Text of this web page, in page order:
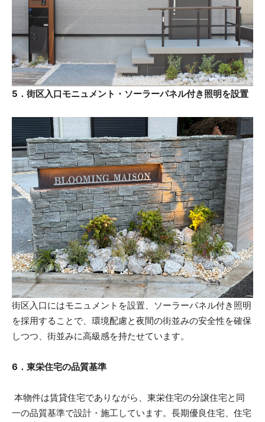
5．街区入口モニュメント・ソーラーパネル付き照明を設置
街区入口にはモニュメントを設置、ソーラーパネル付き照明
を採用することで、環境配慮と夜間の街並みの安全性を確保
しつつ、街並みに高級感を持たせています。
6．東栄住宅の品質基準
本物件は賃貸住宅でありながら、東栄住宅の分譲住宅と同
一の品質基準で設計・施工しています。長期優良住宅、住宅